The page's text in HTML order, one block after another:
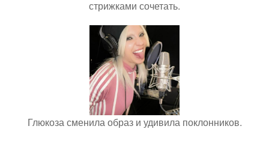
стрижками сочетать.
Глюкоза сменила образ и удивила поклонников.